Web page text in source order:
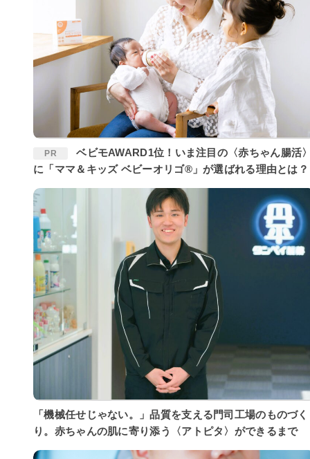
PR
ベビモAWARD1位！いま注目の〈赤ちゃん腸活〉
に「ママ＆キッズ ベビーオリゴ®」が選ばれる理由とは？
「機械任せじゃない。」品質を支える門司工場のものづく
り。赤ちゃんの肌に寄り添う〈アトピタ〉ができるまで